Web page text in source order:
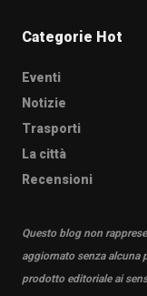
Categorie Hot
Eventi
Notizie
Trasporti
La città
Recensioni
Questo blog non
aggiornato senza alcuna
prodotto editoriale ai